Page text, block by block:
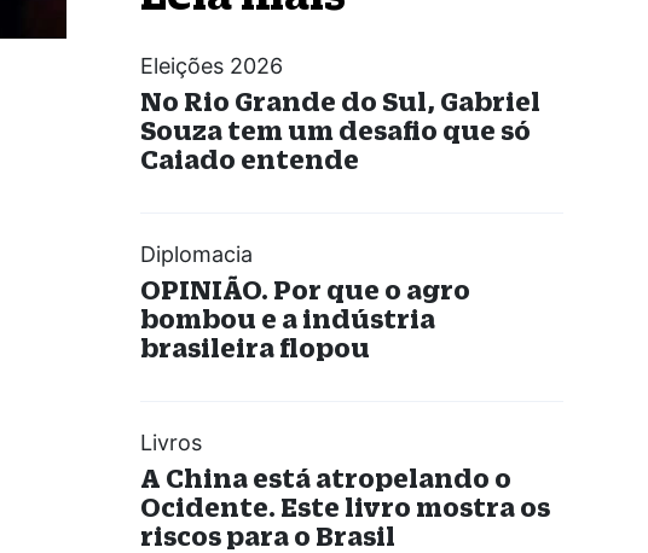
Eleições 2026
No Rio Grande do Sul, Gabriel
Souza tem um desafio que só
Caiado entende
Diplomacia
OPINIÃO. Por que o agro
bombou e a indústria
brasileira flopou
Livros
A China está atropelando o
Ocidente. Este livro mostra os
riscos para o Brasil